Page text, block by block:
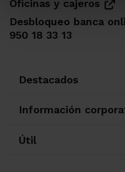
Oficinas y cajeros
Desbloqueo banca
950 18 33 13
Destacados
Información
Útil